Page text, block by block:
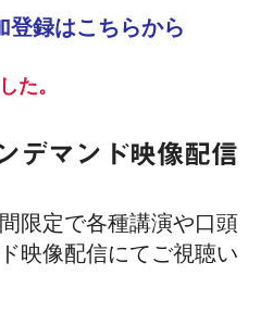
登録はこちらから
た。
デマンド映像配信
限定で各種講演や口頭
映像配信にてご視聴い